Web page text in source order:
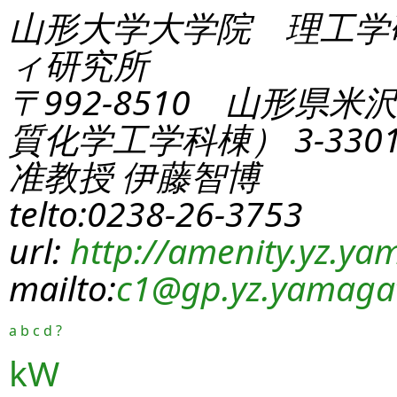
山形大学大学院 理工学
ィ研究所
〒992-8510 山形県米
質化学工学科棟） 3-
准教授 伊藤智博
telto:0238-26-3753
url: http://
mailto:c1
a b c d ?
kW